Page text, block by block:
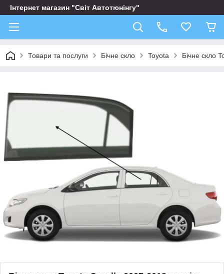
Інтернет магазин "Світ Автотюнінгу"
Товари та послуги Бічне скло Toyota Бічне скло